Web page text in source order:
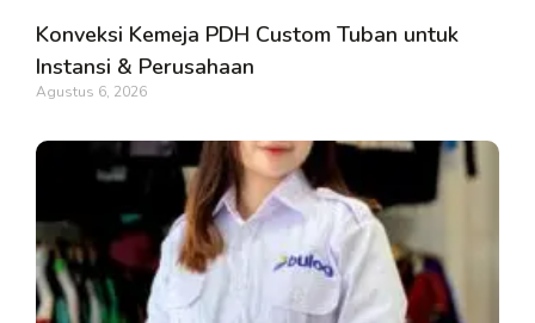
Konveksi Kemeja PDH Custom Tuban untuk
Instansi & Perusahaan
Agustus 6, 2026